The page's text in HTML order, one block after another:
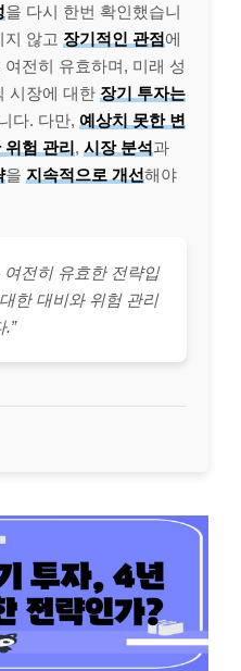
을 다시 한번 확인했습니
지 않고 장기적인 관점에
여전히 유효하며, 미래 성
시장에 대한 장기 투자는
다. 다만, 예상치 못한 변
위험 관리, 시장 분석과
을 지속적으로 개선해야
여전히 유효한 전략입
한 대비와 위험 관리
.”